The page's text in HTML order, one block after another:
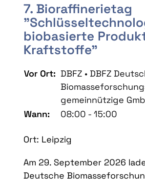
7. Bioraffinerietag
biobasierte
Kraftstoffe"
Vor Ort: DBFZ • DBFZ
gemeinnützige
Wann:
08:00 - 15:00
Ort: Leipzig
Am 29. September 2026
Deutsche